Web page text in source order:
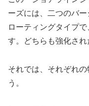
ーズには、二つのバ
ローティングタイプ
す。どちらも強化され
それでは、それぞれ
う。